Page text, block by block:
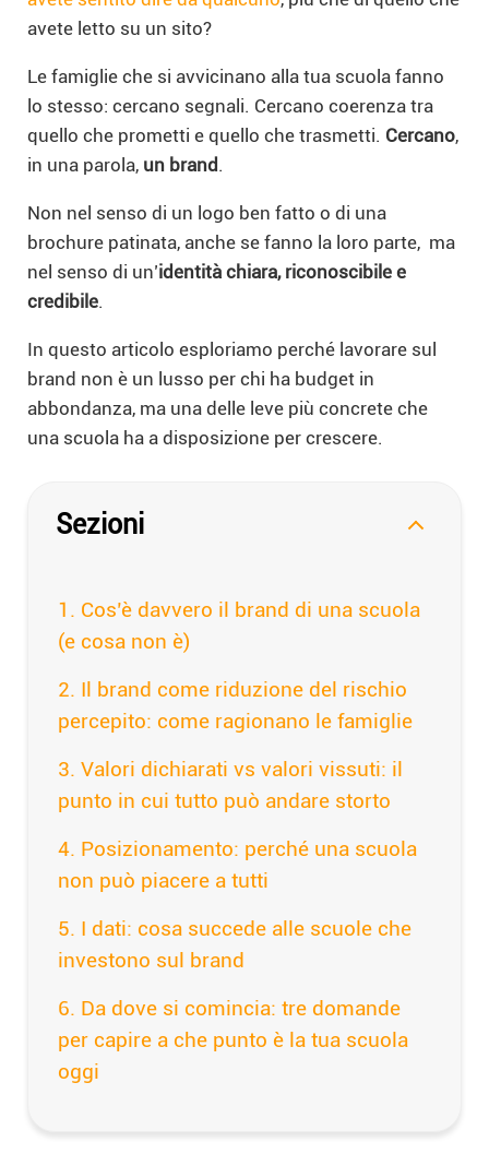
avete letto su un sito?
Le famiglie che si avvicinano alla tua scuola fanno
lo stesso: cercano segnali. Cercano coerenza tra
quello che prometti e quello che trasmetti. Cercano,
in una parola, un brand .
Non nel senso di un logo ben fatto o di una
brochure patinata, anche se fanno la loro parte, ma
nel senso di un’identità chiara, riconoscibile e
credibile.
In questo articolo esploriamo perché lavorare sul
brand non è un lusso per chi ha budget in
abbondanza, ma una delle leve più concrete che
una scuola ha a disposizione per crescere.
Sezioni
Cos’è davvero il brand di una scuola
(e cosa non è)
Il brand come riduzione del rischio
percepito: come ragionano le famiglie
Valori dichiarati vs valori vissuti: il
punto in cui tutto può andare storto
Posizionamento: perché una scuola
non può piacere a tutti
I dati: cosa succede alle scuole che
investono sul brand
Da dove si comincia: tre domande
per capire a che punto è la tua scuola
oggi